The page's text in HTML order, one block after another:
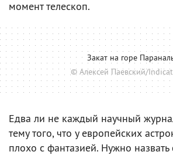
момент телескоп.
Закат на горе
© Алексей Паевский/
Едва ли не каждый научный
тему того, что у европейских
плохо с фантазией. Нужно